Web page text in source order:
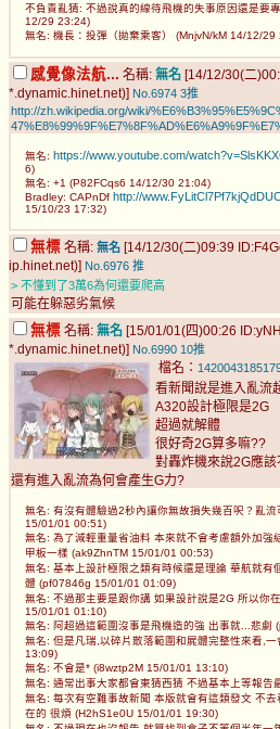
不負責亂猜: 不過說真的線待飛機的失事原因還是要
12/29 23:24)
無名: 機長：投彈（拋棄乘客） (MnjvN/kM 14/12/29
感覺像法航... 名稱: 無名 [14/12/30(二
*.dynamic.hinet.net)] No.6974 3推
http://zh.wikipedia.org/wiki/
無名: https://www.youtube.com/
6)
無名: +1 (P82FCqs6 14/12/30 21:04)
Bradley: CAPnDf http://
15/10/23 17:32)
無標 名稱: 無名 [14/12/30(二)09:39
ip.hinet.net)] No.6976 推
> 不懂到了3萬6為何還要爬高
可能在躲惡劣氣候
無標 名稱: 無名 [15/01/01(四)00:26
*.dynamic.hinet.net)] No.6990 10推
檔名：
看新聞說是進入亂流
A320設計極限是2G
超過就解體
很好奇2G算多嘛??
對轟炸機來說2G應該
還有進入亂流為何會產生G力?
無名: 有沒有體驗過2秒內讓你無故損失幾百呎？亂
15/01/01 00:51)
無名: 為了減輕重量省油料 本來就不會考慮額外加強
甲板一樣 (ak9ZhnTM 15/01/01 00:53)
無名: 基本上設計極限之類有時候還是理論 華航就
體 (pf07846g 15/01/01 01:09)
無名: 不過那主要是跟你講 如果設計說是2G 所以你
15/01/01 01:10)
無名: 阿超過這範圍沒事是飛機造的強 出事就...悲
無名: 但是凡瑞,以碎片散落範圍和屍體完整性來看,
13:09)
無名: 不會是* (i8wztp2M 15/01/01 13:10)
無名: 通常出事大家都會東猜西猜 不過基本上等報
無名: 每次有空難事故新聞 本版就會有這類發文 不
在的 很煩 (H2hS1e0U 15/01/01 19:30)